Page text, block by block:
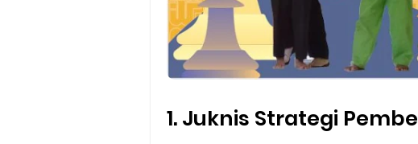
1. Juknis Strategi